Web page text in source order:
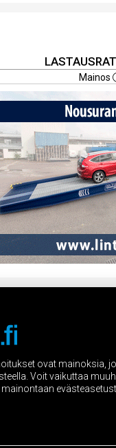
Mainos
ovat mainoksia,
Voit vaikuttaa